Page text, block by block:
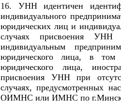
16. УНН идентичен
индивидуального
юридических лиц и
случаях присвоения УНН
индивидуальным
юридического лица, в том
юридического лица,
присвоения УНН при
случаях, предусмотренных
ОИМНС или ИМНС по